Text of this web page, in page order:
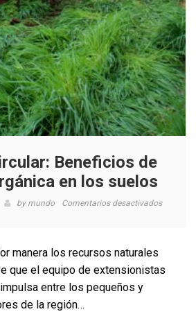
Beneficios de
en los suelos
by mundo Comentarios desactivadosen
la
manera los recursos naturales
que el equipo de extensionistas
entre los pequeños y
de la región…